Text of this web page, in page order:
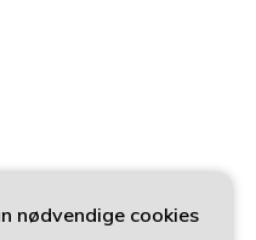
nødvendige cookies